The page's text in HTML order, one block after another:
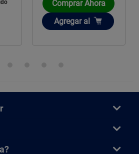
Agotado